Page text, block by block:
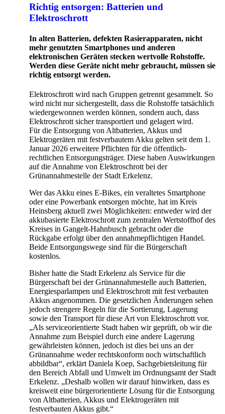
Richtig entsorgen: Batterien und
Elektroschrott
In alten Batterien, defekten Rasierapparaten, nicht
mehr genutzten Smartphones und anderen
elektronischen Geräten stecken wertvolle Rohstoffe.
Werden diese Geräte nicht mehr gebraucht, müssen sie
richtig entsorgt werden.
Elektroschrott wird nach Gruppen getrennt gesammelt. So
wird nicht nur sichergestellt, dass die Rohstoffe tatsächlich
wiedergewonnen werden können, sondern auch, dass
Elektroschrott sicher transportiert und gelagert wird.
Für die Entsorgung von Altbatterien, Akkus und
Elektrogeräten mit festverbautem Akku gelten seit dem 1.
Januar 2026 erweitere Pflichten für die öffentlich-
rechtlichen Entsorgungsträger. Diese haben Auswirkungen
auf die Annahme von Elektroschrott bei der
Grünannahmestelle der Stadt Erkelenz.
Wer das Akku eines E-Bikes, ein veraltetes Smartphone
oder eine Powerbank entsorgen möchte, hat im Kreis
Heinsberg aktuell zwei Möglichkeiten: entweder wird der
akkubasierte Elektroschrott zum zentralen Wertstoffhof des
Kreises in Gangelt-Hahnbusch gebracht oder die
Rückgabe erfolgt über den annahmepflichtigen Handel.
Beide Entsorgungswege sind für die Bürgerschaft
kostenlos.
Bisher hatte die Stadt Erkelenz als Service für die
Bürgerschaft bei der Grünannahmestelle auch Batterien,
Energiesparlampen und Elektroschrott mit fest verbauten
Akkus angenommen. Die gesetzlichen Änderungen sehen
jedoch strengere Regeln für die Sortierung, Lagerung
sowie den Transport für diese Art von Elektroschrott vor.
„Als serviceorientierte Stadt haben wir geprüft, ob wir die
Annahme zum Beispiel durch eine andere Lagerung
gewährleisten können, jedoch ist dies bei uns an der
Grünannahme weder rechtskonform noch wirtschaftlich
abbildbar“, erklärt Daniela Koep, Sachgebietsleitung für
den Bereich Abfall und Umwelt im Ordnungsamt der Stadt
Erkelenz. „Deshalb wollen wir darauf hinwirken, dass es
kreisweit eine bürgerorientierte Lösung für die Entsorgung
von Altbatterien, Akkus und Elektrogeräten mit
festverbauten Akkus gibt.“